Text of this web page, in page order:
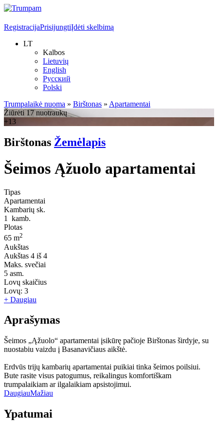
RegistracijaPrisijungtiĮdėti skelbimą
LT
Kalbos
Lietuvių
English
Русский
Polski
Trumpalaikė nuoma » Birštonas » Apartamentai
Žiūrėti 17 nuotraukų
+13
Birštonas Žemėlapis
Šeimos Ąžuolo apartamentai
Tipas
Apartamentai
Kambarių sk.
1
kamb.
Plotas
65 m2
Aukštas
Aukštas 4 iš 4
Maks. svečiai
5 asm.
Lovų skaičius
Lovų: 3
+ Daugiau
Aprašymas
Šeimos „Ąžuolo“ apartamentai įsikūrę pačioje Birštonas širdyje, su
nuostabiu vaizdu į Basanavičiaus aikštė.
Erdvūs trijų kambarių apartamentai puikiai tinka šeimos poilsiui.
Bute rasite visus patogumus, reikalingus komfortiškam
trumpalaikiam ar ilgalaikiam apsistojimui.
DaugiauMažiau
Ypatumai